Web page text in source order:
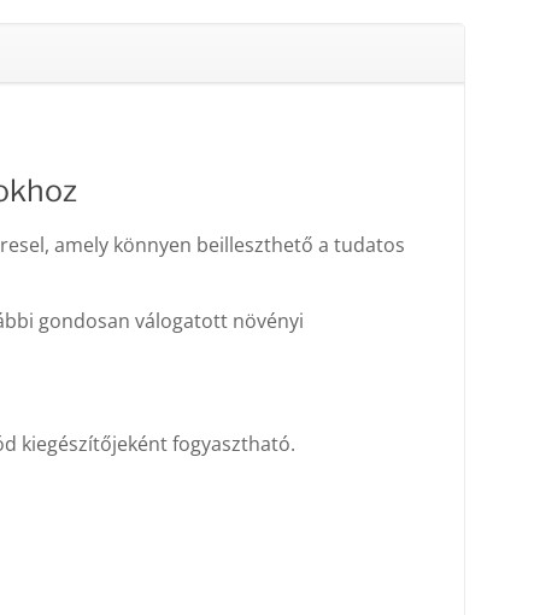
amely könnyen beilleszthető a tudatos
gondosan válogatott növényi
kiegészítőjeként fogyasztható.